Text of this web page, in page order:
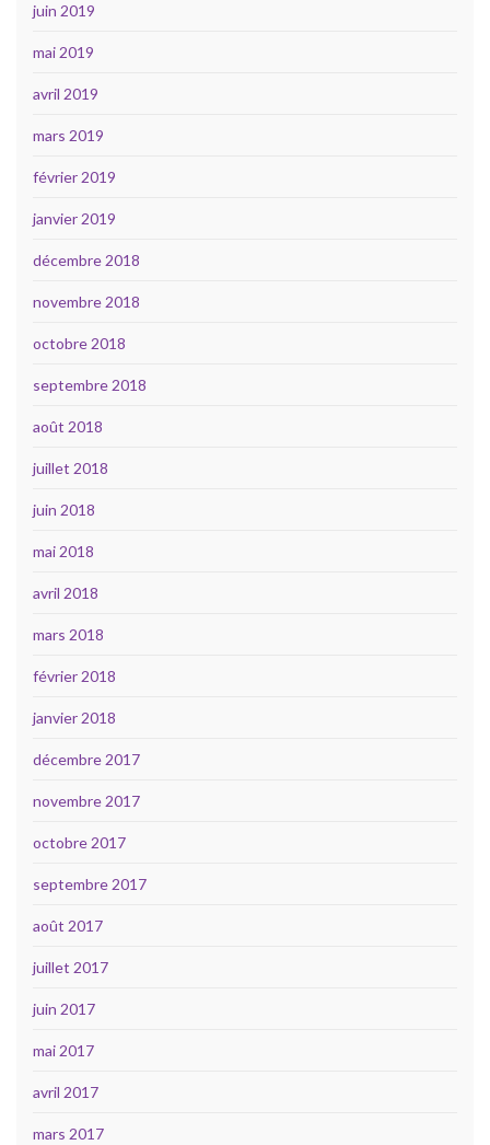
juin 2019
mai 2019
avril 2019
mars 2019
février 2019
janvier 2019
décembre 2018
novembre 2018
octobre 2018
septembre 2018
août 2018
juillet 2018
juin 2018
mai 2018
avril 2018
mars 2018
février 2018
janvier 2018
décembre 2017
novembre 2017
octobre 2017
septembre 2017
août 2017
juillet 2017
juin 2017
mai 2017
avril 2017
mars 2017